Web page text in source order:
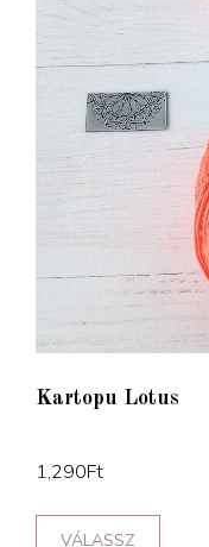
Kartopu Lotus
1,290Ft
VÁLASSZ